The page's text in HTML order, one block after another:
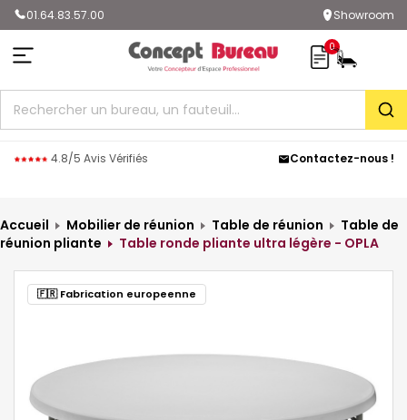
01.64.83.57.00 Showroom
0
4.8/5 Avis Vérifiés Contactez-nous !
Accueil Mobilier de réunion Table de réunion
Table de
réunion pliante
Table ronde pliante ultra légère - OPLA